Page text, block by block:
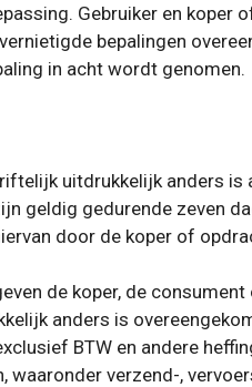
Gebruiker en koper
bepalingen
in acht wordt genomen.
uitdrukkelijk anders is
geldig gedurende zeven
door de koper of
de koper, de
anders is
BTW en andere
verzend-,